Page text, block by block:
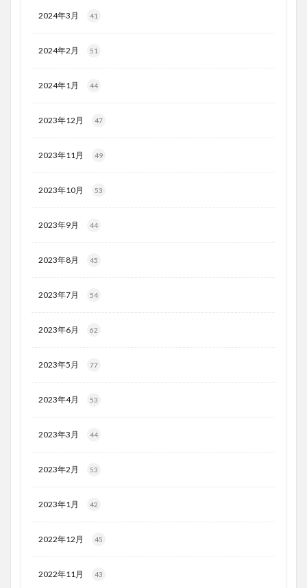
2024年3月 41
2024年2月 51
2024年1月 44
2023年12月 47
2023年11月 49
2023年10月 53
2023年9月 44
2023年8月 45
2023年7月 54
2023年6月 62
2023年5月 77
2023年4月 53
2023年3月 44
2023年2月 53
2023年1月 42
2022年12月 45
2022年11月 43